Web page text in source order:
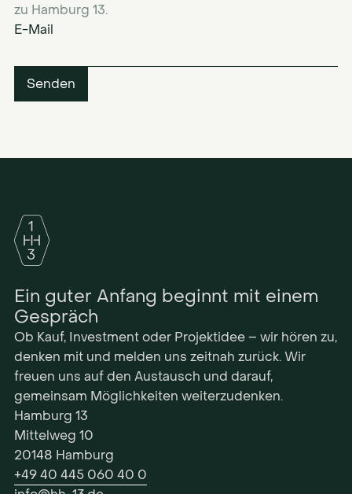
zu Hamburg 13.
E-Mail
Ein guter Anfang beginnt mit einem
Gespräch
Ob Kauf, Investment oder Projektidee – wir hören zu,
denken mit und melden uns zeitnah zurück. Wir
freuen uns auf den Austausch und darauf,
gemeinsam Möglichkeiten weiterzudenken.
Hamburg 13
Mittelweg 10
20148 Hamburg
+49 40 445 060 40 0